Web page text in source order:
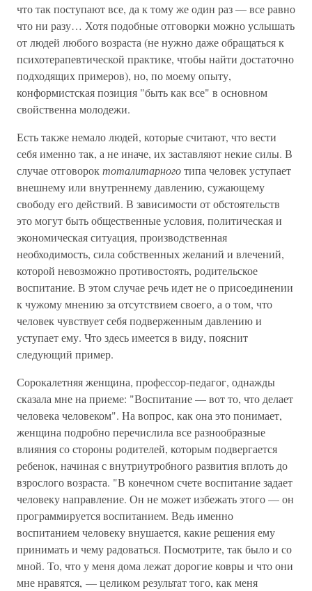
что так поступают все, да к тому же один раз — все равно
что ни разу… Хотя подобные отговорки можно услышать
от людей любого возраста (не нужно даже обращаться к
психотерапевтической практике, чтобы найти достаточно
подходящих примеров), но, по моему опыту,
конформистская позиция "быть как все" в основном
свойственна молодежи.
Есть также немало людей, которые считают, что вести
себя именно так, а не иначе, их заставляют некие силы. В
случае отговороктоталитарноготипа человек уступает
внешнему или внутреннему давлению, сужающему
свободу его действий. В зависимости от обстоятельств
это могут быть общественные условия, политическая и
экономическая ситуация, производственная
необходимость, сила собственных желаний и влечений,
которой невозможно противостоять, родительское
воспитание. В этом случае речь идет не о присоединении
к чужому мнению за отсутствием своего, а о том, что
человек чувствует себя подверженным давлению и
уступает ему. Что здесь имеется в виду, пояснит
следующий пример.
Сорокалетняя женщина, профессор-педагог, однажды
сказала мне на приеме: "Воспитание — вот то, что делает
человека человеком". На вопрос, как она это понимает,
женщина подробно перечислила все разнообразные
влияния со стороны родителей, которым подвергается
ребенок, начиная с внутриутробного развития вплоть до
взрослого возраста. "В конечном счете воспитание задает
человеку направление. Он не может избежать этого — он
программируется воспитанием. Ведь именно
воспитанием человеку внушается, какие решения ему
принимать и чему радоваться. Посмотрите, так было и со
мной. То, что у меня дома лежат дорогие ковры и что они
мне нравятся, — целиком результат того, как меня